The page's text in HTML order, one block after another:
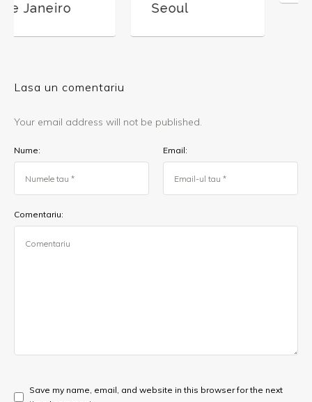
Seoul
Lasa un comentariu
Your email address will not be published.
Nume: Email:
Comentariu:
Save my name, email, and website in this browser for the next